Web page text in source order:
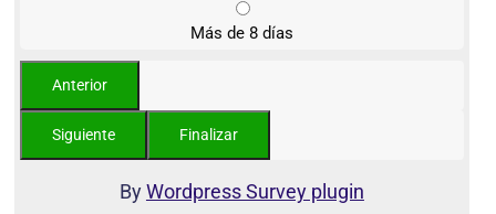
Más de 8 días
ByWordpress Survey plugin